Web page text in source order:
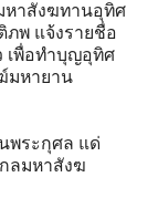
หาสังฆทานอุทิศ
ภพ แจ้งรายชื่อ
เพื่อทำบุญอุทิศ
มหายาน
พระกุศล แด่
ลมหาสังฆ